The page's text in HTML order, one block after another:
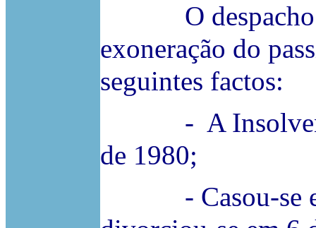
O despacho
exoneração do
seguintes factos:
- A Insolvente
de 1980;
- Casou-se em